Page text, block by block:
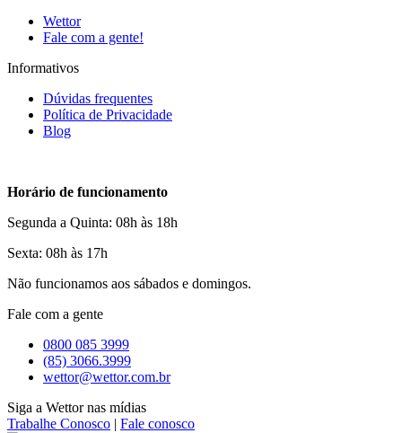
Wettor
Fale com a gente!
Informativos
Dúvidas frequentes
Política de Privacidade
Blog
Horário de funcionamento
Segunda a Quinta: 08h às 18h
Sexta: 08h às 17h
Não funcionamos aos sábados e domingos.
Fale com a gente
0800 085 3999
(85) 3066.3999
wettor@wettor.com.br
Siga a Wettor nas mídias
Trabalhe Conosco | Fale conosco